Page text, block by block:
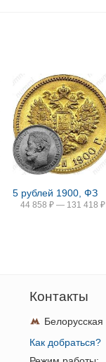
5 рублей 1900, ФЗ
44 858 ₽ — 131 418 ₽
Контакты
Белорусская
Как добраться?